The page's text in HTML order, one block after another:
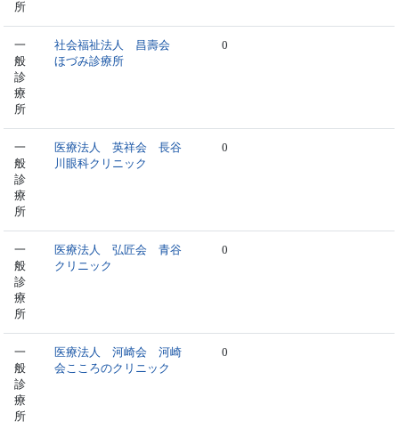
所
一
般
診
療
所
社会福祉法人 昌壽会
ほづみ診療所
0
一
般
診
療
所
医療法人 英祥会 長谷
川眼科クリニック
0
一
般
診
療
所
医療法人 弘匠会 青谷
クリニック
0
一
般
診
療
所
医療法人 河崎会 河崎
会こころのクリニック
0